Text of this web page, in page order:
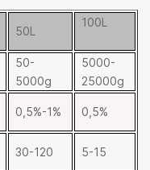
50L
100L
50-
5000g
5000-
25000g
0,5%-1% 0,5%
30-120 5-15